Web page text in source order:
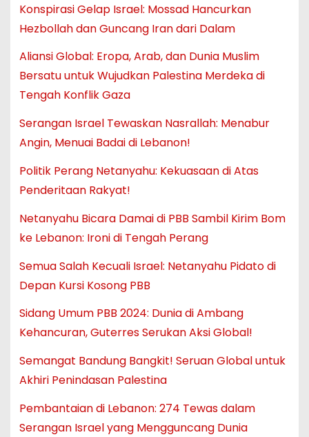
Konspirasi Gelap Israel: Mossad Hancurkan
Hezbollah dan Guncang Iran dari Dalam
Aliansi Global: Eropa, Arab, dan Dunia Muslim
Bersatu untuk Wujudkan Palestina Merdeka di
Tengah Konflik Gaza
Serangan Israel Tewaskan Nasrallah: Menabur
Angin, Menuai Badai di Lebanon!
Politik Perang Netanyahu: Kekuasaan di Atas
Penderitaan Rakyat!
Netanyahu Bicara Damai di PBB Sambil Kirim Bom
ke Lebanon: Ironi di Tengah Perang
Semua Salah Kecuali Israel: Netanyahu Pidato di
Depan Kursi Kosong PBB
Sidang Umum PBB 2024: Dunia di Ambang
Kehancuran, Guterres Serukan Aksi Global!
Semangat Bandung Bangkit! Seruan Global untuk
Akhiri Penindasan Palestina
Pembantaian di Lebanon: 274 Tewas dalam
Serangan Israel yang Mengguncang Dunia